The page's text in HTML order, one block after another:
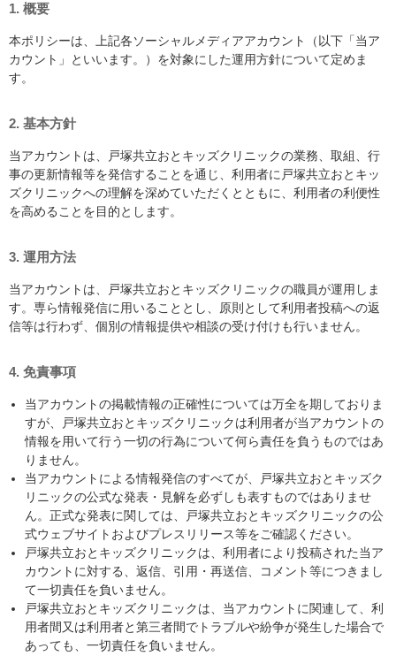
1. 概要
本ポリシーは、上記各ソーシャルメディアアカウント（以下「当ア
カウント」といいます。）を対象にした運用方針について定めま
す。
2. 基本方針
当アカウントは、戸塚共立おとキッズクリニックの業務、取組、行
事の更新情報等を発信することを通じ、利用者に戸塚共立おとキッ
ズクリニックへの理解を深めていただくとともに、利用者の利便性
を高めることを目的とします。
3. 運用方法
当アカウントは、戸塚共立おとキッズクリニックの職員が運用しま
す。専ら情報発信に用いることとし、原則として利用者投稿への返
信等は行わず、個別の情報提供や相談の受け付けも行いません。
4. 免責事項
当アカウントの掲載情報の正確性については万全を期しておりま
すが、戸塚共立おとキッズクリニックは利用者が当アカウントの
情報を用いて行う一切の行為について何ら責任を負うものではあ
りません。
当アカウントによる情報発信のすべてが、戸塚共立おとキッズク
リニックの公式な発表・見解を必ずしも表すものではありませ
ん。正式な発表に関しては、戸塚共立おとキッズクリニックの公
式ウェブサイトおよびプレスリリース等をご確認ください。
戸塚共立おとキッズクリニックは、利用者により投稿された当ア
カウントに対する、返信、引用・再送信、コメント等につきまし
て一切責任を負いません。
戸塚共立おとキッズクリニックは、当アカウントに関連して、利
用者間又は利用者と第三者間でトラブルや紛争が発生した場合で
あっても、一切責任を負いません。